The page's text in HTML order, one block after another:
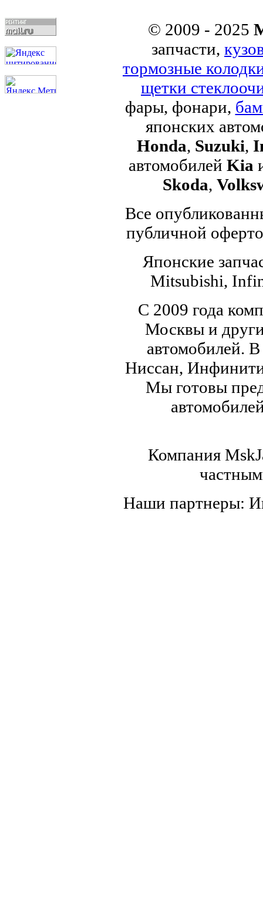
© 2009 - 2025
запчасти,
тормозные
щетки
фары, фонари,
японских
Honda, Suzuki,
автомобилей Kia
Skoda,
Все
публичной
Японские
Mitsubishi,
С 2009 года
Москвы и
автомобилей.
Ниссан,
Мы готовы
Компания
Наши партнеры: